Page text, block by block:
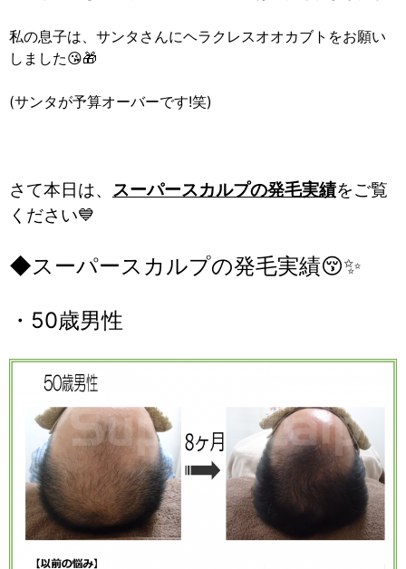
私の息子は、サンタさんにヘラクレスオオカブトをお願い
しました😘🎁
(サンタが予算オーバーです!笑)
さて本日は、 スーパースカルプの発毛実績をご覧
ください💙
◆スーパースカルプの発毛実績😚✨
・50歳男性